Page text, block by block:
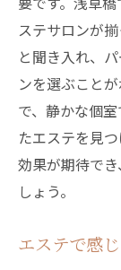
リフ
エス
浅草橋の
き
非日
エス
日常
ステサロンが
と聞き入れ、
ンを選ぶこと
で、静かな個
たエステを見
効果が期待で
しょう。
エステで感